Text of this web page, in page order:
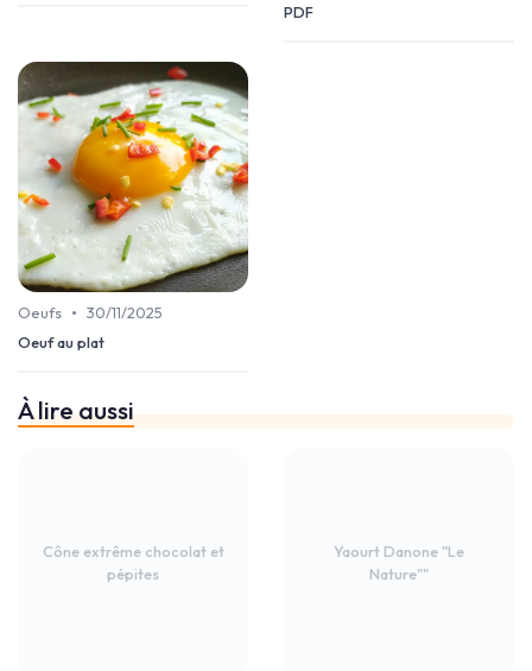
PDF
Oeufs • 30/11/2025
Oeuf au plat
À lire aussi
Cône extrême chocolat et
pépites
Yaourt Danone "Le
Nature""